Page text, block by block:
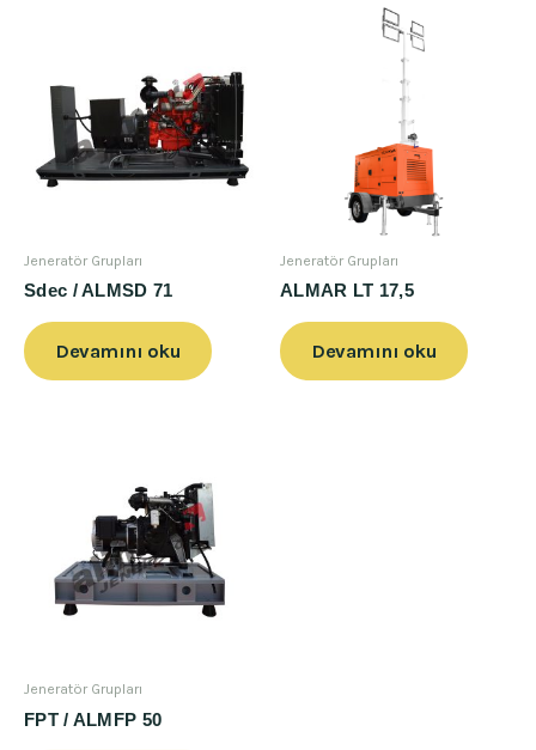
Jeneratör Grupları
Sdec / ALMSD 71
Devamını oku
Jeneratör Grupları
ALMAR LT 17,5
Devamını oku
Jeneratör Grupları
FPT / ALMFP 50